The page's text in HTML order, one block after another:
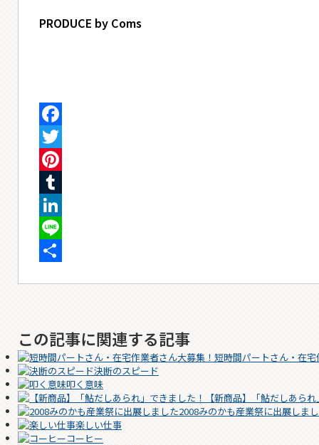
PRODUCE by Coms
Facebook
Twitter
Pinterest
Tumblr
LinkedIn
Line
有
この記事に関連する記事
短時間パートさん・在
決断のスピード
叩く意味
【新商品】「鮎だしあら
2008みのかも産業祭に出展しま
楽しい仕事
コーヒー